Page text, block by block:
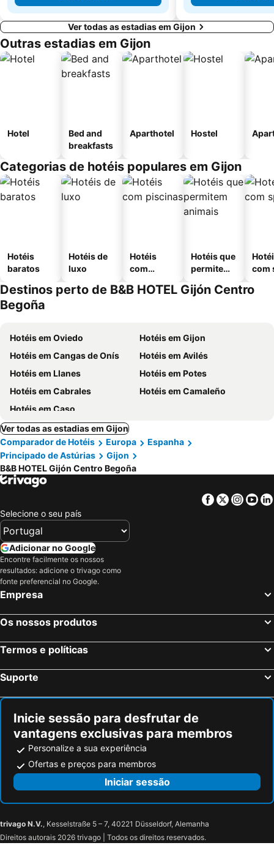
Ver todas as estadias em Gijon
Outras estadias em Gijon
Hotel
Bed and
breakfasts
Aparthotel Hostel
Categorias de hotéis populares em Gijon
Hotéis
baratos
Hotéis de
luxo
Hotéis
com
Hotéis que
permitem
com
Destinos perto de B&B HOTEL Gijón Centro
Begoña
Hotéis em Oviedo
Hotéis em Gijon
Hotéis em Cangas de Onís
Hotéis em Avilés
Hotéis em Llanes
Hotéis em Potes
Hotéis em Cabrales
Hotéis em Camaleño
Hotéis em Caso
Ver todas as estadias em Gijon
Comparador de Hotéis
Europa
Espanha
Principado de Astúrias
Gijon
B&B HOTEL Gijón Centro Begoña
Facebook
Twitter
Selecione o seu país
Adicionar no Google
Encontre facilmente os nossos
resultados: adicione o trivago como
fonte preferencial no Google.
Empresa
Os nossos produtos
Termos e políticas
Suporte
Inicie sessão para desfrutar de
vantagens exclusivas para membros
Personalize a sua experiência
Ofertas e preços para membros
Iniciar sessão
trivago N.V., Kesselstraße 5 – 7, 40221 Düsseldorf, Alemanha
Direitos autorais 2026 trivago | Todos os direitos reservados.